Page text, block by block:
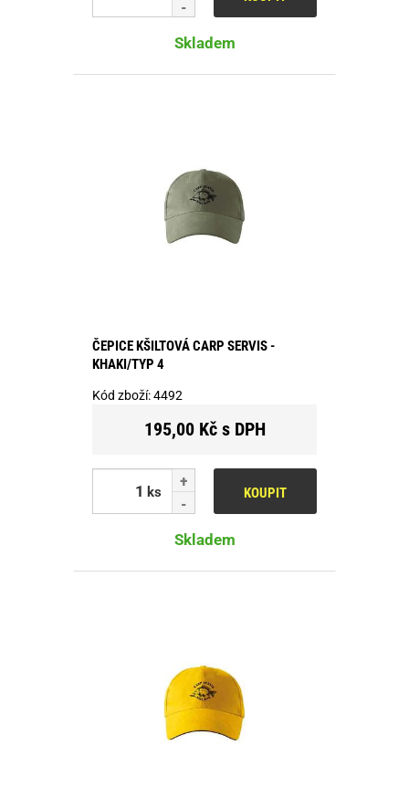
Skladem
ČEPICE KŠILTOVÁ CARP SERVIS -
KHAKI/TYP 4
Kód zboží:4492
195,00 Kč s DPH
ks KOUPIT
Skladem